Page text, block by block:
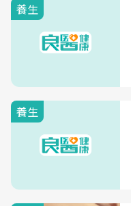
養生
養生